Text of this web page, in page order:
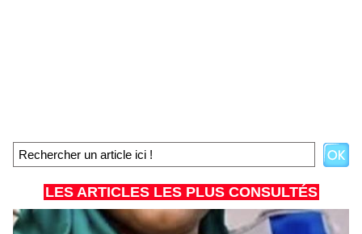
LES ARTICLES LES PLUS CONSULTÉS